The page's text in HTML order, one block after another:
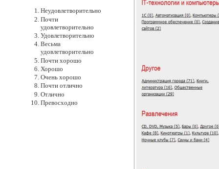
Неудовлетворительно
Почти
удовлетворительно
Удовлетворительно
Весьма
удовлетворительно
Почти хорошо
Хорошо
Очень хорошо
Почти отлично
Отлично
Превосходно